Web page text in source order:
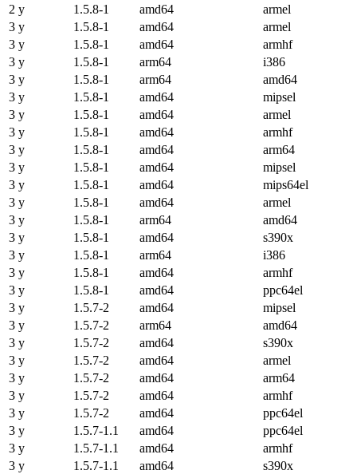
2 y
1.5.8-1 amd64
armel
3 y
1.5.8-1 amd64
armel
3 y
1.5.8-1 amd64
armhf
3 y
1.5.8-1 arm64
i386
3 y
1.5.8-1 arm64
amd64
3 y
1.5.8-1 amd64
mipsel
3 y
1.5.8-1 amd64
armel
3 y
1.5.8-1 amd64
armhf
3 y
1.5.8-1 amd64
arm64
3 y
1.5.8-1 amd64
mipsel
3 y
1.5.8-1 amd64
mips64el
3 y
1.5.8-1 amd64
armel
3 y
1.5.8-1 arm64
amd64
3 y
1.5.8-1 amd64
s390x
3 y
1.5.8-1 arm64
i386
3 y
1.5.8-1 amd64
armhf
3 y
1.5.8-1 amd64
ppc64el
3 y
1.5.7-2 amd64
mipsel
3 y
1.5.7-2 arm64
amd64
3 y
1.5.7-2 amd64
s390x
3 y
1.5.7-2 amd64
armel
3 y
1.5.7-2 amd64
arm64
3 y
1.5.7-2 amd64
armhf
3 y
1.5.7-2 amd64
ppc64el
3 y
1.5.7-1.1 amd64
ppc64el
3 y
1.5.7-1.1 amd64
armhf
3 y
1.5.7-1.1 amd64
s390x